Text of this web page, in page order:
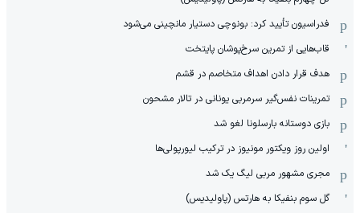
فدراسیون تأیید کرد: بونوچی دستیار مانچینی می‌شود
قاب‌هایی از تمرین سرخ‌پوشان پایتخت
هدف قرار دادن اهداف متخاصم در قشم
‏تمرینات نفس‌گیر سرمربی یونانی در تالار مشحون
بازی دوستانه بارسلونا لغو شد
اولین روز ویکتور مونیوز در ترکیب لیورپولی‌ها
مجری مشهور مربی لیگ یک شد
گل سوم بنفیکا به هارتس (پاولیدیس)